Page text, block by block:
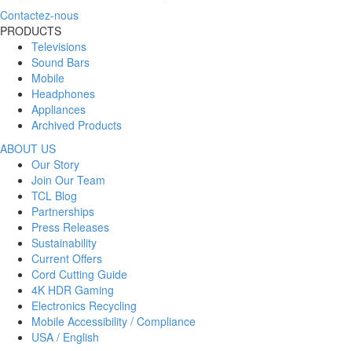
Contactez-nous
PRODUCTS
Televisions
Sound Bars
Mobile
Headphones
Appliances
Archived Products
ABOUT US
Our Story
Join Our Team
TCL Blog
Partnerships
Press Releases
Sustainability
Current Offers
Cord Cutting Guide
4K HDR Gaming
Electronics Recycling
Mobile Accessibility / Compliance
USA / English